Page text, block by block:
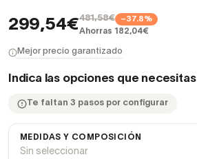
299,54€481,58€ −37.8%
Ahorras 182,04€
Mejor precio garantizado
Indica las opciones que necesitas
Te faltan 3 pasos por configurar
MEDIDAS Y COMPOSICIÓN
Sin seleccionar